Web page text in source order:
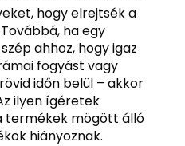
hogy elrejtsék a
ha egy
ahhoz, hogy igaz
fogyást vagy
időn belül – akkor
ilyen ígéretek
termékek mögött álló
hiányoznak.